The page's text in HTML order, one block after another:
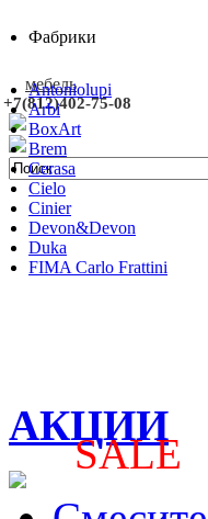
Фабрики
Antoniolupi
Arbi
BoxArt
Brem
Cerasa
Cielo
Cinier
Devon&Devon
Duka
FIMA Carlo Frattini
мебель
+7(812)402-75-08
АКЦИИ
SALE